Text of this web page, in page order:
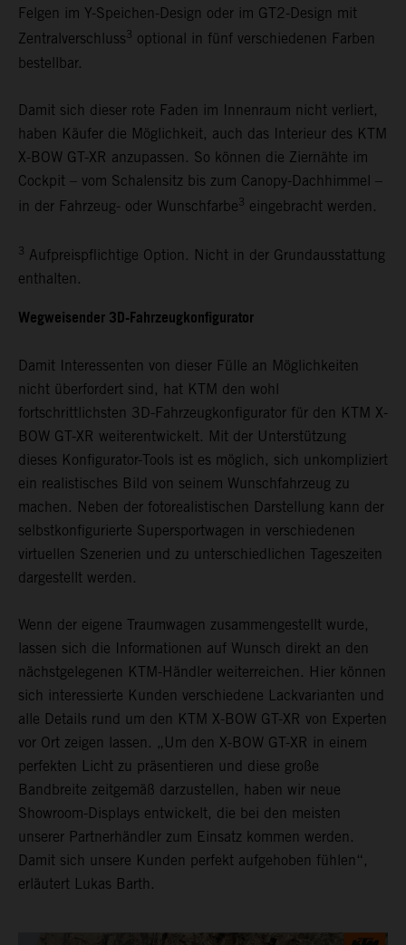
Felgen im Y-Speichen-Design oder im GT2-Design mit
Zentralverschluss3 optional in fünf verschiedenen Farben
bestellbar.
Damit sich dieser rote Faden im Innenraum nicht verliert,
haben Käufer die Möglichkeit, auch das Interieur des KTM
X-BOW GT-XR anzupassen. So können die Ziernähte im
Cockpit – vom Schalensitz bis zum Canopy-Dachhimmel –
in der Fahrzeug- oder Wunschfarbe3 eingebracht werden.
3 Aufpreispflichtige Option. Nicht in der Grundausstattung
enthalten.
Wegweisender 3D-Fahrzeugkonfigurator
Damit Interessenten von dieser Fülle an Möglichkeiten
nicht überfordert sind, hat KTM den wohl
fortschrittlichsten 3D-Fahrzeugkonfigurator für den KTM X-
BOW GT-XR weiterentwickelt. Mit der Unterstützung
dieses Konfigurator-Tools ist es möglich, sich unkompliziert
ein realistisches Bild von seinem Wunschfahrzeug zu
machen. Neben der fotorealistischen Darstellung kann der
selbstkonfigurierte Supersportwagen in verschiedenen
virtuellen Szenerien und zu unterschiedlichen Tageszeiten
dargestellt werden.
Wenn der eigene Traumwagen zusammengestellt wurde,
lassen sich die Informationen auf Wunsch direkt an den
nächstgelegenen KTM-Händler weiterreichen. Hier können
sich interessierte Kunden verschiedene Lackvarianten und
alle Details rund um den KTM X-BOW GT-XR von Experten
vor Ort zeigen lassen. „Um den X-BOW GT-XR in einem
perfekten Licht zu präsentieren und diese große
Bandbreite zeitgemäß darzustellen, haben wir neue
Showroom-Displays entwickelt, die bei den meisten
unserer Partnerhändler zum Einsatz kommen werden.
Damit sich unsere Kunden perfekt aufgehoben fühlen“,
erläutert Lukas Barth.